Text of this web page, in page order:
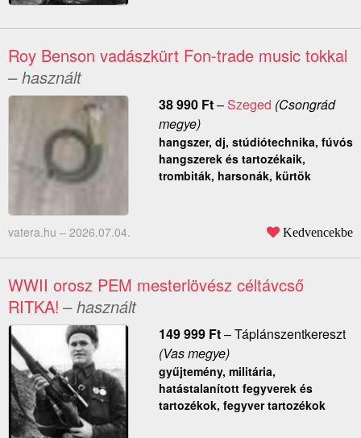
Roy Benson vadászkürt Fon-trade music tokkal
– használt
38 990 Ft–Szeged (Csongrád
megye)
hangszer, dj, stúdiótechnika, fúvós
hangszerek és tartozékaik,
trombiták, harsonák, kürtök
vatera.hu – 2026.07.04. Kedvencekbe
WWII orosz PEM mesterlövész céltávcső
RITKA! – használt
149 999 Ft–Táplánszentkereszt
(Vas megye)
gyűjtemény, militária,
hatástalanított fegyverek és
tartozékok, fegyver tartozékok